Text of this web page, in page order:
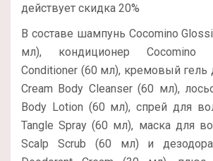
действует скидка 20%
В составе шампунь Cocomino
мл), кондиционер Cocomino
Conditioner (60 мл), кремовый гель
Cream Body Cleanser (60 мл),
Body Lotion (60 мл), спрей для
Tangle Spray (60 мл), маска для
Scalp Scrub (60 мл) и